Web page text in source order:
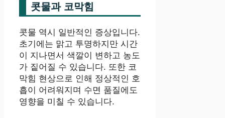
콧물과 코막힘
콧물 역시 일반적인 증상입니다.
초기에는 맑고 투명하지만 시간
이 지나면서 색깔이 변하고 농도
가 짙어질 수 있습니다. 또한 코
막힘 현상으로 인해 정상적인 호
흡이 어려워지며 수면 품질에도
영향을 미칠 수 있습니다.